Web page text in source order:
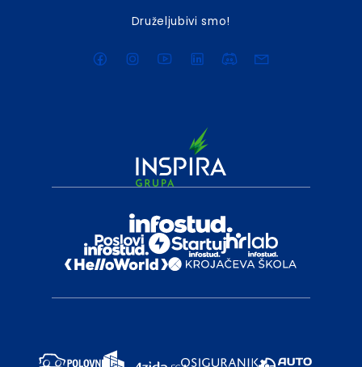
Druželjubivi smo!